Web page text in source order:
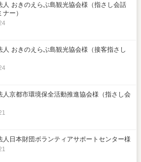
人 おきのえらぶ島観光協会様（指さし会話
ー）
人 おきのえらぶ島観光協会様（接客指さし
人京都市環境保全活動推進協会様（指さし会
人日本財団ボランティアサポートセンター様